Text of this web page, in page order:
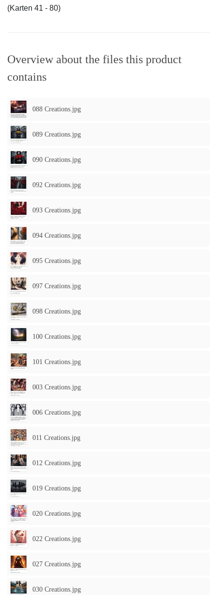
(Karten 41 - 80)
Overview about the files this product
contains
088 Creations.jpg
089 Creations.jpg
090 Creations.jpg
092 Creations.jpg
093 Creations.jpg
094 Creations.jpg
095 Creations.jpg
097 Creations.jpg
098 Creations.jpg
100 Creations.jpg
101 Creations.jpg
003 Creations.jpg
006 Creations.jpg
011 Creations.jpg
012 Creations.jpg
019 Creations.jpg
020 Creations.jpg
022 Creations.jpg
027 Creations.jpg
030 Creations.jpg